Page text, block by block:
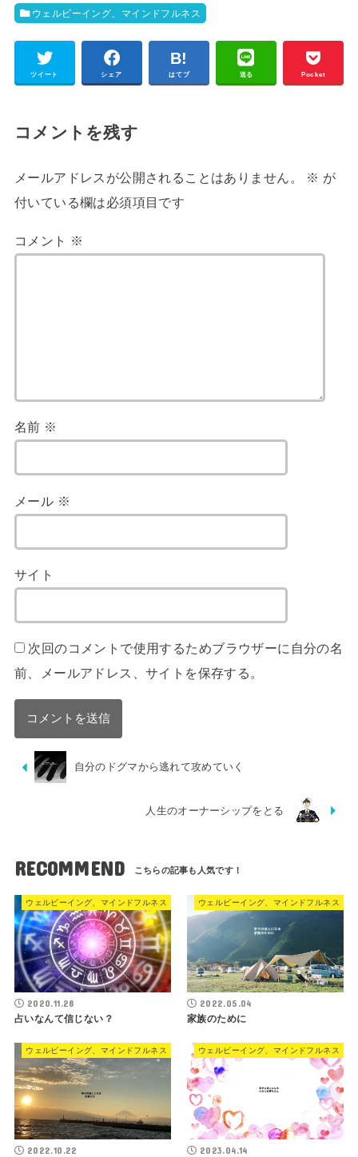
ウェルビーイング、マインドフルネス
ツイート シェア はてブ 送る Pocket
コメントを残す
メールアドレスが公開されることはありません。 ※ が
付いている欄は必須項目です
コメント ※
名前 ※
メール ※
サイト
次回のコメントで使用するためブラウザーに自分の名
前、メールアドレス、サイトを保存する。
自分のドグマから逃れて攻めていく
人生のオーナーシップをとる
RECOMMEND
ウェルビーイング、マインドフルネス
2020.11.28
占いなんて信じない？
ウェルビーイング、マインドフルネス
2022.05.04
家族のために
ウェルビーイング、マインドフルネス
2022.10.22
ウェルビーイング、マインドフルネス
2023.04.14